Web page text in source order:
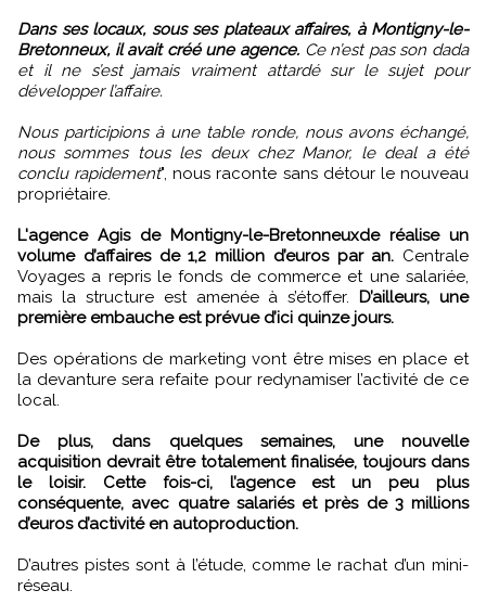
Dans ses locaux, sous ses plateaux affaires, à Montigny-le-
Bretonneux, il avait créé une agence. Ce n’est pas son dada
et il ne s’est jamais vraiment attardé sur le sujet pour
développer l’affaire.
Nous participions à une table ronde, nous avons échangé,
nous sommes tous les deux chez Manor, le deal a été
conclu rapidement", nous raconte sans détour le nouveau
propriétaire.
L'agence Agis de Montigny-le-Bretonneuxde réalise un
volume d’affaires de 1,2 million d’euros par an. Centrale
Voyages a repris le fonds de commerce et une salariée,
mais la structure est amenée à s’étoffer.
D’ailleurs, une
première embauche est prévue d’ici quinze jours.
Des opérations de marketing vont être mises en place et
la devanture sera refaite pour redynamiser l’activité de ce
local.
De plus, dans quelques semaines, une nouvelle
acquisition devrait être totalement finalisée, toujours dans
le loisir. Cette fois-ci, l’agence est un peu plus
conséquente, avec quatre salariés et près de 3 millions
d’euros d’activité en autoproduction.
D’autres pistes sont à l’étude, comme le rachat d’un mini-
réseau.